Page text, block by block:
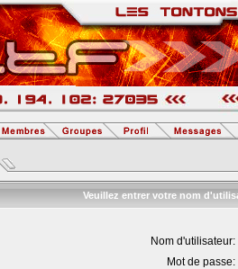
Veuillez entrer votre nom
Nom d'utilisateur:
Mot de passe: